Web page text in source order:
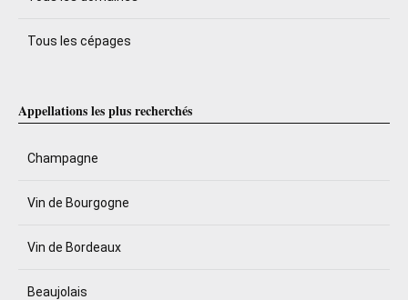
Tous les cépages
Appellations les plus recherchés
Champagne
Vin de Bourgogne
Vin de Bordeaux
Beaujolais